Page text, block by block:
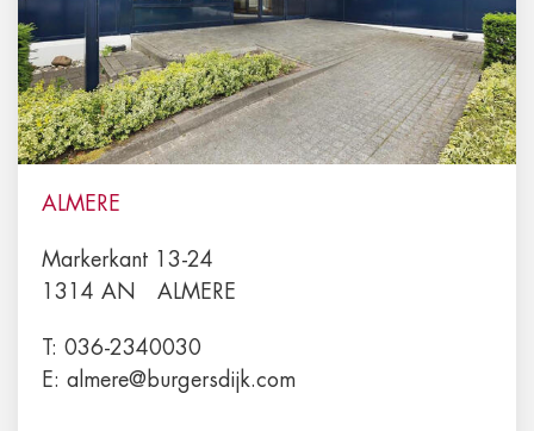
ALMERE
Markerkant 13-24
1314 AN
ALMERE
T: 036-2340030
E: almere@burgersdijk.com